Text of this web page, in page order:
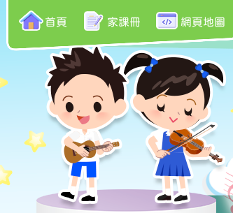
首頁 家課冊 網頁地圖